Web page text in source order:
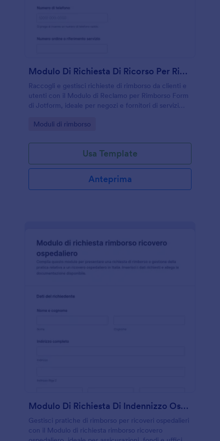
Modulo Di Richiesta Di Ricorso Per Rimborso
Raccogli e gestisci richieste di rimborso da clienti e
utenti con il Modulo di Reclamo per Rimborso Form
di Jotform, ideale per negozi e fornitori di servizi
flusso.
Go to Category:
Moduli di rimborso
Usa Template
Anteprima
Modulo Di Richiesta Di Indennizzo Ospedaliero
Gestisci pratiche di rimborso per ricoveri ospedalieri
con il Modulo di richiesta rimborso ricovero